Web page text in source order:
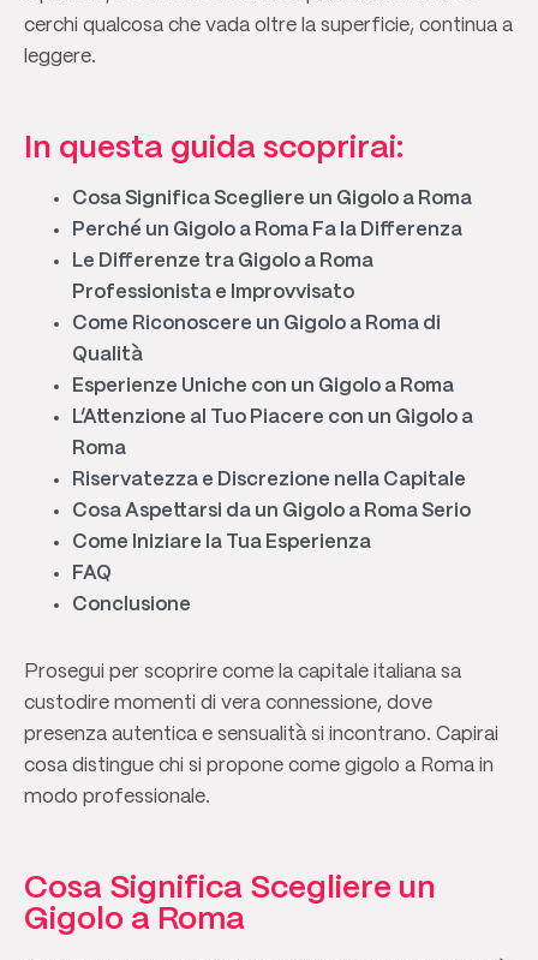
cerchi qualcosa che vada oltre la superficie, continua a
leggere.
In questa guida scoprirai:
Cosa Significa Scegliere un Gigolo a Roma
Perché un Gigolo a Roma Fa la Differenza
Le Differenze tra Gigolo a Roma
Professionista e Improvvisato
Come Riconoscere un Gigolo a Roma di
Qualità
Esperienze Uniche con un Gigolo a Roma
L’Attenzione al Tuo Piacere con un Gigolo a
Roma
Riservatezza e Discrezione nella Capitale
Cosa Aspettarsi da un Gigolo a Roma Serio
Come Iniziare la Tua Esperienza
FAQ
Conclusione
Prosegui per scoprire come la capitale italiana sa
custodire momenti di vera connessione, dove
presenza autentica e sensualità si incontrano. Capirai
cosa distingue chi si propone come gigolo a Roma in
modo professionale.
Cosa Significa Scegliere un
Gigolo a Roma